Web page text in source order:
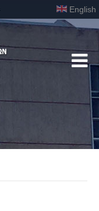
English